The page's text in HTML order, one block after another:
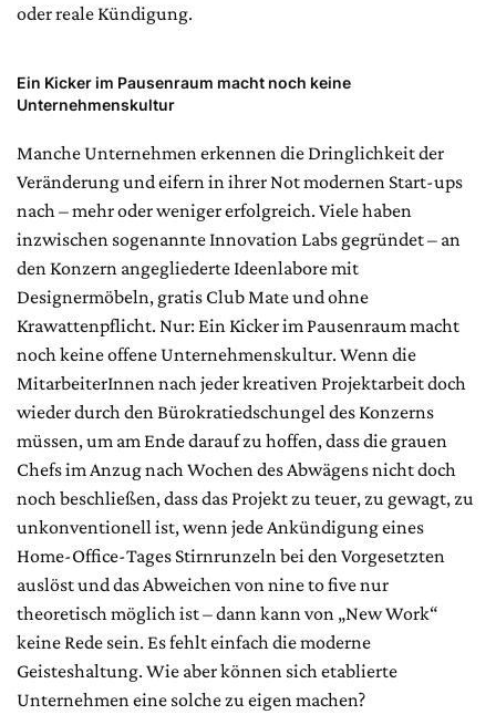
oder reale Kündigung.
Ein Kicker im Pausenraum macht noch keine
Unternehmenskultur
Manche Unternehmen erkennen die Dringlichkeit der
Veränderung und eifern in ihrer Not modernen Start-ups
nach – mehr oder weniger erfolgreich. Viele haben
inzwischen sogenannte Innovation Labs gegründet – an
den Konzern angegliederte Ideenlabore mit
Designermöbeln, gratis Club Mate und ohne
Krawattenpflicht. Nur: Ein Kicker im Pausenraum macht
noch keine offene Unternehmenskultur. Wenn die
MitarbeiterInnen nach jeder kreativen Projektarbeit doch
wieder durch den Bürokratiedschungel des Konzerns
müssen, um am Ende darauf zu hoffen, dass die grauen
Chefs im Anzug nach Wochen des Abwägens nicht doch
noch beschließen, dass das Projekt zu teuer, zu gewagt, zu
unkonventionell ist, wenn jede Ankündigung eines
Home-Office-Tages Stirnrunzeln bei den Vorgesetzten
auslöst und das Abweichen von nine to five nur
theoretisch möglich ist – dann kann von „New Work“
keine Rede sein. Es fehlt einfach die moderne
Geisteshaltung. Wie aber können sich etablierte
Unternehmen eine solche zu eigen machen?